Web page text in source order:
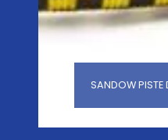
SANDOW PISTE